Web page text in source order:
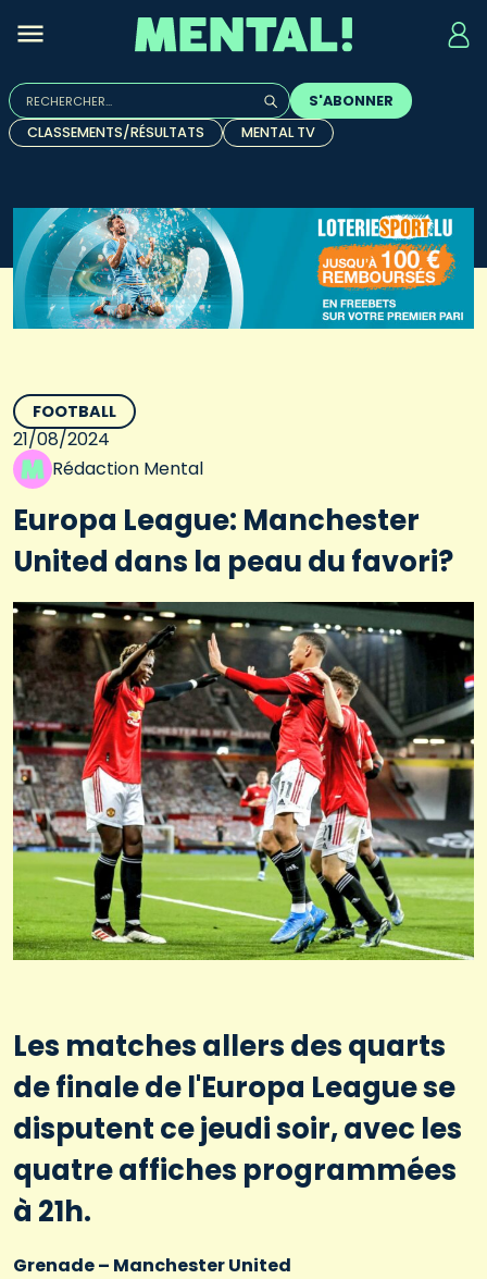
Rechercher :
Quand les résultats de l'auto-complétion sont
S'ABONNER
CLASSEMENTS/RÉSULTATS
MENTAL TV
FOOTBALL
21/08/2024
Rédaction Mental
Europa League: Manchester
United dans la peau du favori?
Les matches allers des quarts
de finale de l'Europa League se
disputent ce jeudi soir, avec les
quatre affiches programmées
à 21h.
Grenade – Manchester United